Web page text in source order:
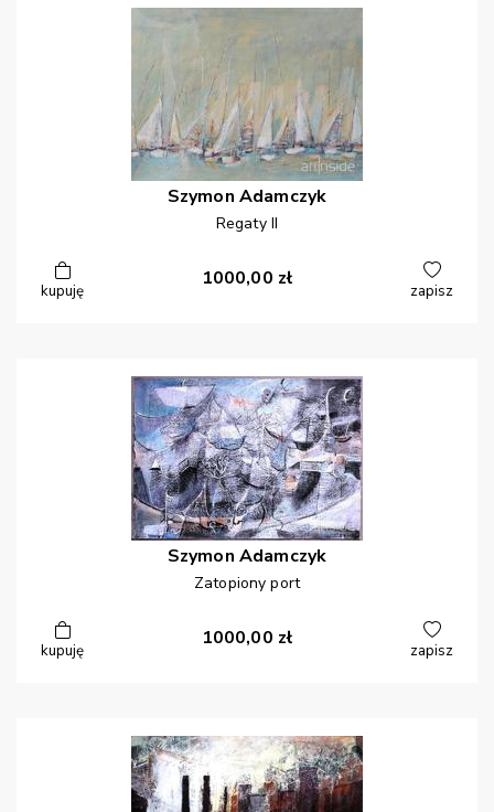
Szymon Adamczyk
Regaty II
kupuję
1000,00 zł
zapisz
Szymon Adamczyk
Zatopiony port
kupuję
1000,00 zł
zapisz